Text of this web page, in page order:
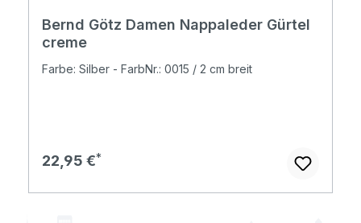
Bernd Götz Damen Nappaleder Gürtel
creme
Farbe: Silber - FarbNr.: 0015 / 2 cm breit
Regulärer Preis:
22,95 €